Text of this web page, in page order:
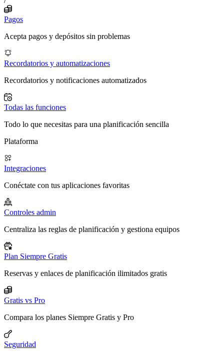
Pagos
Acepta pagos y depósitos sin problemas
Recordatorios y automatizaciones
Recordatorios y notificaciones automatizados
Todas las funciones
Todo lo que necesitas para una planificación sencilla
Plataforma
Integraciones
Conéctate con tus aplicaciones favoritas
Controles admin
Centraliza las reglas de planificación y gestiona equipos
Plan Siempre Gratis
Reservas y enlaces de planificación ilimitados gratis
Gratis vs Pro
Compara los planes Siempre Gratis y Pro
Seguridad